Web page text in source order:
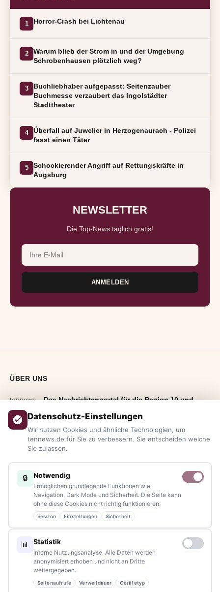
1 Horror-Crash bei Lichtenau
2
Warum blieb der Strom in und der Umgebung
Schrobenhausen plötzlich weg?
3
Buchliebhaber aufgepasst: Seitenzauber
Buchmesse verzaubert das Ingolstädter
Stadttheater
4
Überfall auf Juwelier in Herzogenaurach - Polizei
fasst einen Täter
5
Schockierender Angriff auf Rettungskräfte in
Augsburg
NEWSLETTER
Die Top-News täglich gratis!
E-Mail-Adresse
ANMELDEN
ÜBER UNS
tennews –Das Nachrichtenportal für die Region 10 und
Bayern.
Aktuelle News, Hintergründe, Service und Freizeittipps
aus allen Regionen, Städten und Landkreisen.
Blaulicht, von Kultur bis Sport, von Alltagstipps bis
Veranstaltungen– immer aktuell, immer aus Ihrer Nähe.
Sie haben ein Thema, spannende Fotos oder Videos, oder
kennen eine Geschichte, die erzählt werden sollte?
Schreiben Sie uns – gemeinsam mit unseren Leserinnen und
Lesern bleiben wir am Puls der Zeit.
Partnerschaften:info@tennews.de
Redaktion:redaktion@tennews.de
Datenschutz-Einstellungen
Wir nutzen Cookies und ähnliche Technologien, um
tennews.de für Sie zu verbessern. Sie entscheiden welche
Sie zulassen.
🔒 Notwendig
Ermöglichen grundlegende Funktionen wie
Navigation, Dark Mode und Sicherheit. Die Seite kann
ohne diese Cookies nicht richtig funktionieren.
Session Einstellungen Sicherheit
📊 Statistik
Interne Nutzungsanalyse. Alle Daten werden
anonymisiert erhoben und nicht an Dritte
weitergegeben.
Seitenaufrufe Verweildauer Gerätetyp